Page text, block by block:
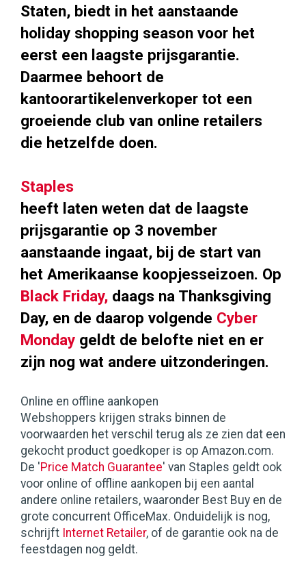
Staten, biedt in het aanstaande
holiday shopping season voor het
eerst een laagste prijsgarantie.
Daarmee behoort de
kantoorartikelenverkoper tot een
groeiende club van online retailers
die hetzelfde doen.
Staples
heeft laten weten dat de laagste
prijsgarantie op 3 november
aanstaande ingaat, bij de start van
het Amerikaanse koopjesseizoen. Op
Black Friday, daags na Thanksgiving
Day, en de daarop volgende Cyber
Monday geldt de belofte niet en er
zijn nog wat andere uitzonderingen.
Online en offline aankopen
Webshoppers krijgen straks binnen de
voorwaarden het verschil terug als ze zien dat een
gekocht product goedkoper is op Amazon.com.
De 'Price Match Guarantee' van Staples geldt ook
voor online of offline aankopen bij een aantal
andere online retailers, waaronder Best Buy en de
grote concurrent OfficeMax. Onduidelijk is nog,
schrijft Internet Retailer, of de garantie ook na de
feestdagen nog geldt.